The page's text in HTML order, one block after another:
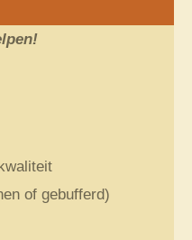
of gebufferd)